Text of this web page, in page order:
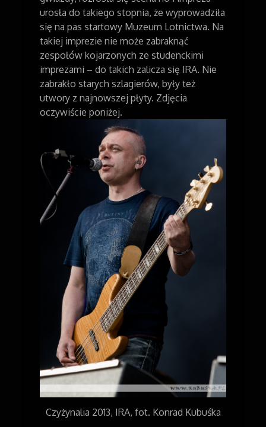
urosła do takiego stopnia, że wyprowadziła
się na pas startowy Muzeum Lotnictwa. Na
takiej imprezie nie może zabraknąć
zespołów kojarzonych ze studenckimi
imprezami – do takich zalicza się IRA. Nie
zabrakło starych szlagierów, były też
utwory z najnowszej płyty. Zdjęcia
oczywiście poniżej.
Czyżynalia 2013, IRA, fot. Konrad Kubuśka